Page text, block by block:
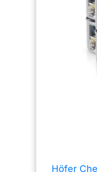
Höfer